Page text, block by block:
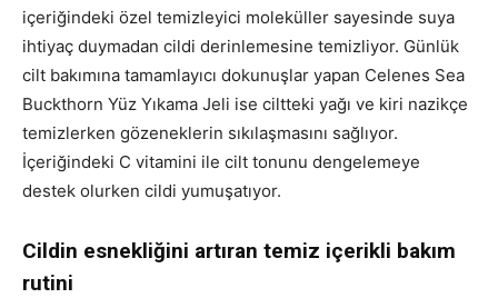
içeriğindeki özel temizleyici moleküller sayesinde suya
ihtiyaç duymadan cildi derinlemesine temizliyor. Günlük
cilt bakımına tamamlayıcı dokunuşlar yapan Celenes Sea
Buckthorn Yüz Yıkama Jeli ise ciltteki yağı ve kiri nazikçe
temizlerken gözeneklerin sıkılaşmasını sağlıyor.
İçeriğindeki C vitamini ile cilt tonunu dengelemeye
destek olurken cildi yumuşatıyor.
Cildin esnekliğini artıran temiz içerikli bakım
rutini